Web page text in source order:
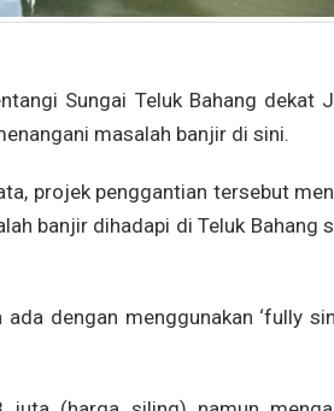
Sungai Teluk Bahang dekat
masalah banjir di sini.
projek penggantian tersebut
banjir dihadapi di Teluk Bahang
dengan menggunakan ‘fully